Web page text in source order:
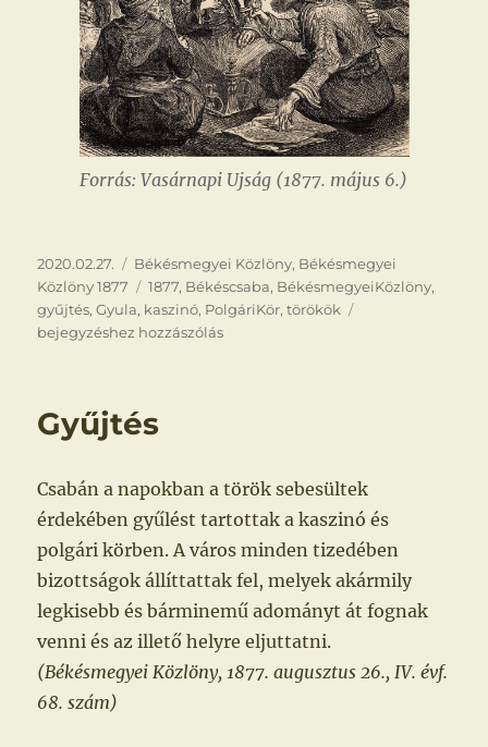
Forrás: Vasárnapi Ujság (1877. május 6.)
Közzétéve
2020.02.27. Kategória
Békésmegyei Közlöny, Békésmegyei
Közlöny 1877
Címke
1877, Békéscsaba, BékésmegyeiKözlöny,
gyűjtés,Gyula, kaszinó, PolgáriKör,törökök
bejegyzéshez hozzászólás
Gyűjtés
Csabán a napokban a török sebesültek
érdekében gyűlést tartottak a kaszinó és
polgári körben. A város minden tizedében
bizottságok állíttattak fel, melyek akármily
legkisebb és bárminemű adományt át fognak
venni és az illető helyre eljuttatni.
(Békésmegyei Közlöny, 1877. augusztus 26., IV. évf.
68. szám)